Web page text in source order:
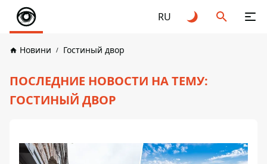
RU
Новини Гостиный двор
ПОСЛЕДНИЕ НОВОСТИ НА ТЕМУ:
ГОСТИНЫЙ ДВОР